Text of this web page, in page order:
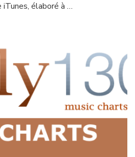
élaboré à …